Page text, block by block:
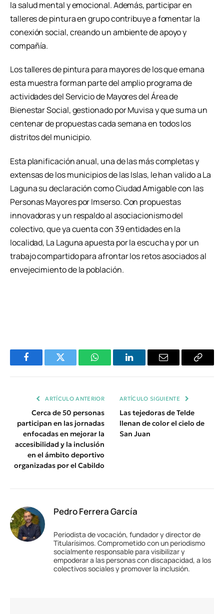
la salud mental y emocional. Además, participar en
talleres de pintura en grupo contribuye a fomentar la
conexión social, creando un ambiente de apoyo y
compañía.
Los talleres de pintura para mayores de los que emana
esta muestra forman parte del amplio programa de
actividades del Servicio de Mayores del Área de
Bienestar Social, gestionado por Muvisa y que suma un
centenar de propuestas cada semana en todos los
distritos del municipio.
Esta planificación anual, una de las más completas y
extensas de los municipios de las Islas, le han valido a La
Laguna su declaración como Ciudad Amigable con las
Personas Mayores por Imserso. Con propuestas
innovadoras y un respaldo al asociacionismo del
colectivo, que ya cuenta con 39 entidades en la
localidad, La Laguna apuesta por la escucha y por un
trabajo compartido para afrontar los retos asociados al
envejecimiento de la población.
FacebookTwitter WhatsAppLinkedInEmail
Copiar
ARTÍCULO ANTERIOR
Cerca de 50 personas
participan en las jornadas
enfocadas en mejorar la
accesibilidad y la inclusión
en el ámbito deportivo
organizadas por el Cabildo
ARTÍCULO SIGUIENTE
Las tejedoras de Telde
llenan de color el cielo de
San Juan
Pedro Ferrera García
Periodista de vocación, fundador y director de
Titularísimos. Comprometido con un periodismo
socialmente responsable para visibilizar y
empoderar a las personas con discapacidad, a los
colectivos sociales y promover la inclusión.